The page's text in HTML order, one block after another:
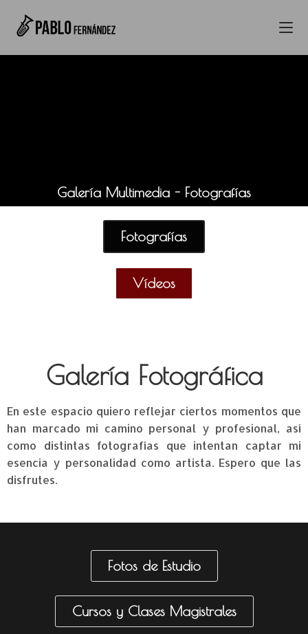
Galería Multimedia - Fotografías
Fotografías
Vídeos
Galería Fotográfica
En este espacio quiero reflejar ciertos momentos que
han marcado mi camino personal y profesional, así
como distintas fotografías que intentan captar mi
esencia y personalidad como artista. Espero que las
disfrutes.
Fotos de Estudio
Cursos y Clases Magistrales